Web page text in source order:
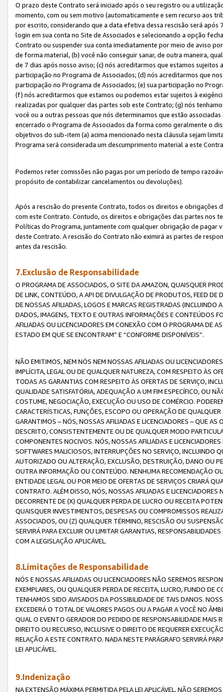
O prazo deste Contrato será iniciado após o seu registro ou a
momento, com ou sem motivo (automaticamente e sem recurso aos
por escrito, considerando que a data efetiva dessa rescisão será
login em sua conta no Site de Associados e selecionando a opção
Contrato ou suspender sua conta imediatamente por meio de aviso
de forma material, (b) você não conseguir sanar, de outra maneira,
de 7 dias após nosso aviso; (c) nós acreditarmos que estamos
participação no Programa de Associados; (d) nós acreditarmos que
participação no Programa de Associados; (e) sua participação no
(f) nós acreditarmos que estamos ou podemos estar sujeitos à
realizadas por qualquer das partes sob este Contrato; (g) nós
você ou a outras pessoas que nós determinamos que estão
encerrado o Programa de Associados da forma como geralmente o
objetivos do sub-item (a) acima mencionado nesta cláusula sejam
Programa será considerada um descumprimento material a este
Podemos reter comissões não pagas por um período de tempo
propósito de contabilizar cancelamentos ou devoluções).
Após a rescisão do presente Contrato, todos os direitos e obrigações
com este Contrato. Contudo, os direitos e obrigações das partes nos
Políticas do Programa, juntamente com qualquer obrigação de
deste Contrato. A rescisão do Contrato não eximirá as partes de
antes da rescisão.
7.Exclusão de Responsabilidade
O PROGRAMA DE ASSOCIADOS, O SITE DA AMAZON, QUAISQUER
DE LINK, CONTEÚDO, A API DE DIVULGAÇÃO DE PRODUTOS, FEED
DE NOSSAS AFILIADAS, LOGOS E MARCAS REGISTRADAS
DADOS, IMAGENS, TEXTO E OUTRAS INFORMAÇÕES E CONTEÚDOS
AFILIADAS OU LICENCIADORES EM CONEXÃO COM O PROGRAMA DE
ESTADO EM QUE SE ENCONTRAM” E “CONFORME DISPONÍVEIS”.
NÃO EMITIMOS, NEM NÓS NEM NOSSAS AFILIADAS OU
IMPLÍCITA, LEGAL OU DE QUALQUER NATUREZA, COM RESPEITO ÀS
TODAS AS GARANTIAS COM RESPEITO ÀS OFERTAS DE SERVIÇO,
QUALIDADE SATISFATÓRIA, ADEQUAÇÃO A UM FIM ESPECÍFICO, OU
COSTUME, NEGOCIAÇÃO, EXECUÇÃO OU USO DE COMÉRCIO.
CARACTERÍSTICAS, FUNÇÕES, ESCOPO OU OPERAÇÃO DE
GARANTIMOS – NÓS, NOSSAS AFILIADAS E LICENCIADORES – QUE
DESCRITO, CONSISTENTEMENTE OU DE QUALQUER MODO
COMPONENTES NOCIVOS. NÓS, NOSSAS AFILIADAS E
SOFTWARES MALICIOSOS, INTERRUPÇÕES NO SERVIÇO, INCLUINDO
AUTORIZADO OU ALTERAÇÃO, EXCLUSÃO, DESTRUIÇÃO, DANO OU
OUTRA INFORMAÇÃO OU CONTEÚDO. NENHUMA RECOMENDAÇÃO
ENTIDADE LEGAL OU POR MEIO DE OFERTAS DE SERVIÇOS CRIARÁ
CONTRATO. ALÉM DISSO, NÓS, NOSSAS AFILIADAS E
DECORRENTE DE (X) QUALQUER PERDA DE LUCRO OU RECEITA
QUAISQUER INVESTIMENTOS, DESPESAS OU COMPROMISSOS
ASSOCIADOS, OU (Z) QUALQUER TÉRMINO, RESCISÃO OU
SERVIRÁ PARA EXCLUIR OU LIMITAR GARANTIAS,
COM A LEGISLAÇÃO APLICÁVEL.
8.Limitações de Responsabilidade
NÓS E NOSSAS AFILIADAS OU LICENCIADORES NÃO SEREMOS
EXEMPLARES, OU QUALQUER PERDA DE RECEITA, LUCRO, FUNDO
TENHAMOS SIDO AVISADOS DA POSSIBILIDADE DE TAIS DANOS.
EXCEDERÁ O TOTAL DE VALORES PAGOS OU A PAGAR A VOCÊ NO
QUAL O EVENTO GERADOR DO PEDIDO DE RESPONSABILIDADE
DIREITO OU RECURSO, INCLUSIVE O DIREITO DE REQUERER
RELAÇÃO A ESTE CONTRATO. NADA NESTE PARÁGRAFO SERVIRÁ
LEI APLICÁVEL.
9.Indenização
NA EXTENSÃO MÁXIMA PERMITIDA PELA LEI APLICÁVEL, NÃO